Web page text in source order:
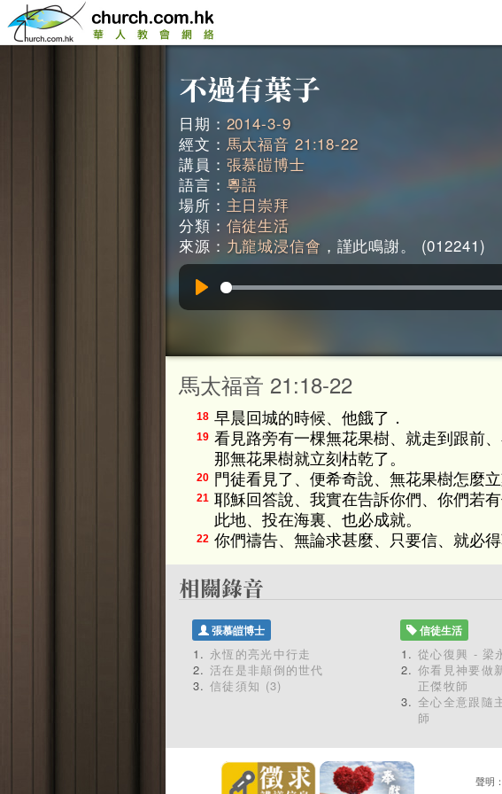
日期： 2014-3-9
經文： 馬太福音 21:18-22
講員： 張慕皚博士
語言： 粵語
場所： 主日崇拜
分類： 信徒生活
來源： 九龍城浸信會 ，謹此鳴謝。 (012241)
馬太福音 21:18-22
18 早晨回城的時候、他餓了．
19 看見路旁有一棵無花果樹、就走到跟前
那無花果樹就立刻枯乾了。
20 門徒看見了、便希奇說、無花果樹怎麼立
21 耶穌回答說、我實在告訴你們、你們若
此地、投在海裏、也必成就。
22 你們禱告、無論求甚麼、只要信、就必得
張慕皚博士
永恆的亮光中行走
活在是非顛倒的世代
信徒須知 (3)
信徒生活
從心復興 - 梁
你看見神要做
正傑牧師
全心全意跟隨
師
聲明